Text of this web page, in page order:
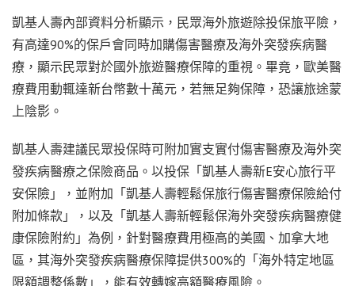
凱基人壽內部資料分析顯示，民眾海外旅遊除投保旅平險，
有高達90%的保戶會同時加購傷害醫療及海外突發疾病醫
療，顯示民眾對於國外旅遊醫療保障的重視。畢竟，歐美醫
療費用動輒達新台幣數十萬元，若無足夠保障，恐讓旅途蒙
上陰影。
凱基人壽建議民眾投保時可附加實支實付傷害醫療及海外突
發疾病醫療之保險商品。以投保「凱基人壽新E安心旅行平
安保險」，並附加「凱基人壽輕鬆保旅行傷害醫療保險給付
附加條款」，以及「凱基人壽新輕鬆保海外突發疾病醫療健
康保險附約」為例，針對醫療費用極高的美國、加拿大地
區，其海外突發疾病醫療保障提供300%的「海外特定地區
限額調整係數」，能有效轉嫁高額醫療風險。